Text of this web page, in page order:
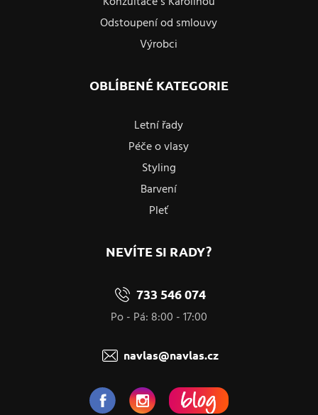
Odstoupení od smlouvy
Výrobci
OBLÍBENÉ KATEGORIE
Letní řady
Péče o vlasy
Styling
Barvení
Pleť
NEVÍTE SI RADY?
733 546 074
Po - Pá: 8:00 - 17:00
navlas@navlas.cz